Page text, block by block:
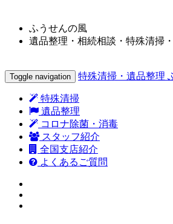
ふうせんの風
遺品整理・相続相談・特殊清掃
Toggle navigation 特殊清掃・遺品整理
特殊清掃
遺品整理
コロナ除菌・消毒
スタッフ紹介
全国支店紹介
よくあるご質問